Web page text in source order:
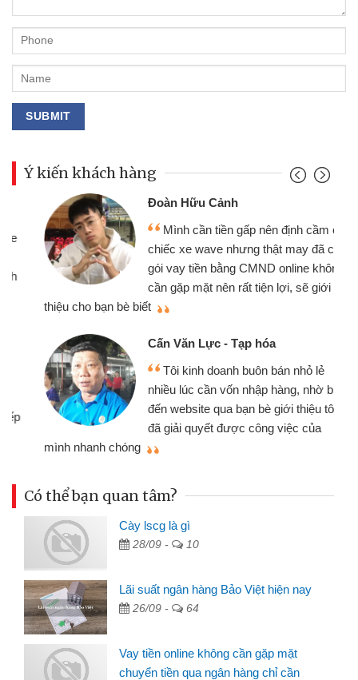
Ý kiến khách hàng
Đoàn Hữu Cảnh
Mình cần tiền gấp nên định cầm cố
chiếc xe wave nhưng thật may đã có
gói vay tiền bằng CMND online không
cần gặp mặt nên rất tiện lợi, sẽ giới
thiệu cho bạn bè biết
Cấn Văn Lực - Tạp hóa
Tôi kinh doanh buôn bán nhỏ lẻ
nhiều lúc cần vốn nhập hàng, nhờ biết
đến website qua bạn bè giới thiệu tôi
đã giải quyết được công việc của
mình nhanh chóng
Có thể bạn quan tâm?
Cày lscg là gì
28/09 - 10
Lãi suất ngân hàng Bảo Việt hiện nay
26/09 - 64
Vay tiền online không cần gặp mặt
chuyển tiền qua ngân hàng chỉ cần